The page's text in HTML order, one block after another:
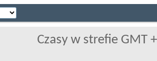
Czasy w strefie GMT